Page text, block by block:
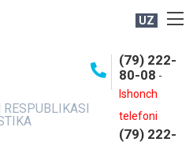
UZ
(79) 222-
80-08 -
Ishonch
telefoni
(79) 222-